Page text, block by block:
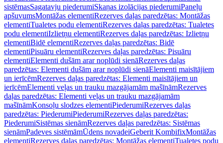
sistēmasSagatavju piederumiSkaņas izolācijas piederumiPaneļu
apšuvumsMontāžas elementiRezerves daļas paredzētas: Montāžas
elementiTualetes podu elementiRezerves daļas paredzētas: Tualetes
podu elementiIzlietņu elementiRezerves daļas paredzētas: Izlietņu
elementiBidē elementiRezerves daļas paredzētas: Bidē
elementiPisuāru elementiRezerves daļas paredzētas: Pisuāru
elementiElementi dušām arar noplūdi sienāRezerves daļas
paredzētas: Elementi dušām arar noplūdi sienāElementi maisītājiem
un ierīcēmRezerves daļas paredzētas: Elementi maisītājiem un
ierīcēmElementi veļas un trauku mazgājamām mašīnāmRezerves
daļas paredzētas: Elementi veļas un trauku mazgājamām
mašīnāmKonsoļu slodzes elementiPiederumiRezerves daļas
paredzētas: PiederumiPiederumiRezerves daļas paredzētas:
PiederumiSistēmas sienāmRezerves daļas paredzētas: Sistēmas
sienāmPadeves sistēmāmŪdens novadeiGeberit KombifixMontāžas
elementiRezerves daļas paredzētas: Montāžas elementiTualetes podu